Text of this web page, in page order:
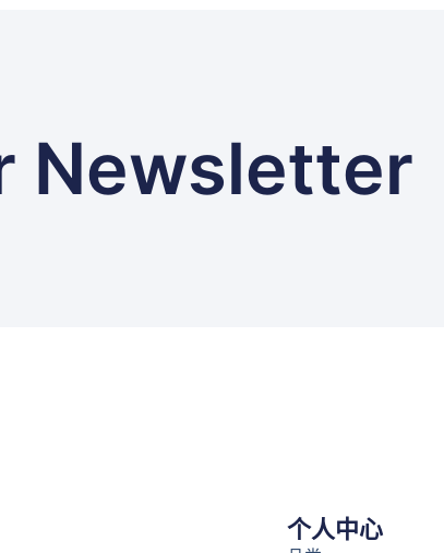
Newsletter
个人中心